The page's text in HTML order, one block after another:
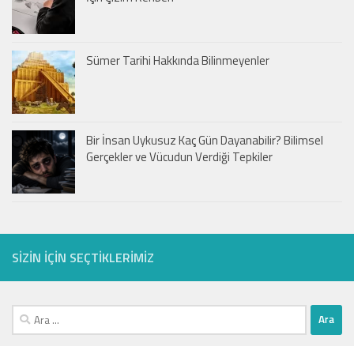
Sümer Tarihi Hakkında Bilinmeyenler
Bir İnsan Uykusuz Kaç Gün Dayanabilir? Bilimsel
Gerçekler ve Vücudun Verdiği Tepkiler
SIZIN IÇIN SEÇTIKLERIMIZ
Arama: